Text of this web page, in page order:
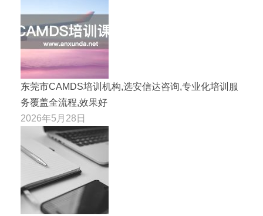
东莞市CAMDS培训机构,选安信达咨询,专业化培训服
务覆盖全流程,效果好
2026年5月28日